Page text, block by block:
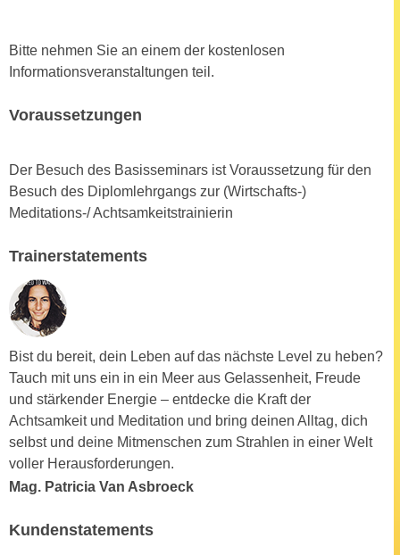
Bitte nehmen Sie an einem der kostenlosen
Informationsveranstaltungen teil.
Voraussetzungen
Der Besuch des Basisseminars ist Voraussetzung für den
Besuch des Diplomlehrgangs zur (Wirtschafts-)
Meditations-/ Achtsamkeitstrainierin
Trainerstatements
Bist du bereit, dein Leben auf das nächste Level zu heben?
Tauch mit uns ein in ein Meer aus Gelassenheit, Freude
und stärkender Energie – entdecke die Kraft der
Achtsamkeit und Meditation und bring deinen Alltag, dich
selbst und deine Mitmenschen zum Strahlen in einer Welt
voller Herausforderungen.
Mag. Patricia Van Asbroeck
Kundenstatements
n
h
l
e
a
n
u
e
i
e
n
.
U
m
I
h
e
n
I
r
u
r
c
d
e
C
o
o
o